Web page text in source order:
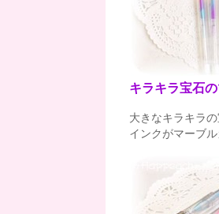
キラキラ宝石
大きなキラキラ
インクがマーブ